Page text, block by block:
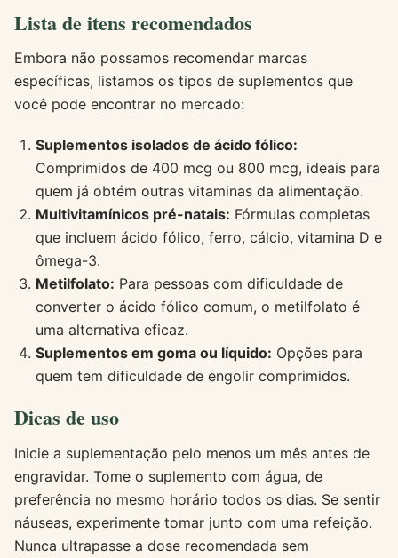
Lista de itens recomendados
Embora não possamos recomendar marcas
específicas, listamos os tipos de suplementos que
você pode encontrar no mercado:
Suplementos isolados de ácido fólico:
Comprimidos de 400 mcg ou 800 mcg, ideais para
quem já obtém outras vitaminas da alimentação.
Multivitamínicos pré-natais: Fórmulas completas
que incluem ácido fólico, ferro, cálcio, vitamina D e
ômega-3.
Metilfolato: Para pessoas com dificuldade de
converter o ácido fólico comum, o metilfolato é
uma alternativa eficaz.
Suplementos em goma ou líquido: Opções para
quem tem dificuldade de engolir comprimidos.
Dicas de uso
Inicie a suplementação pelo menos um mês antes de
engravidar. Tome o suplemento com água, de
preferência no mesmo horário todos os dias. Se sentir
náuseas, experimente tomar junto com uma refeição.
Nunca ultrapasse a dose recomendada sem